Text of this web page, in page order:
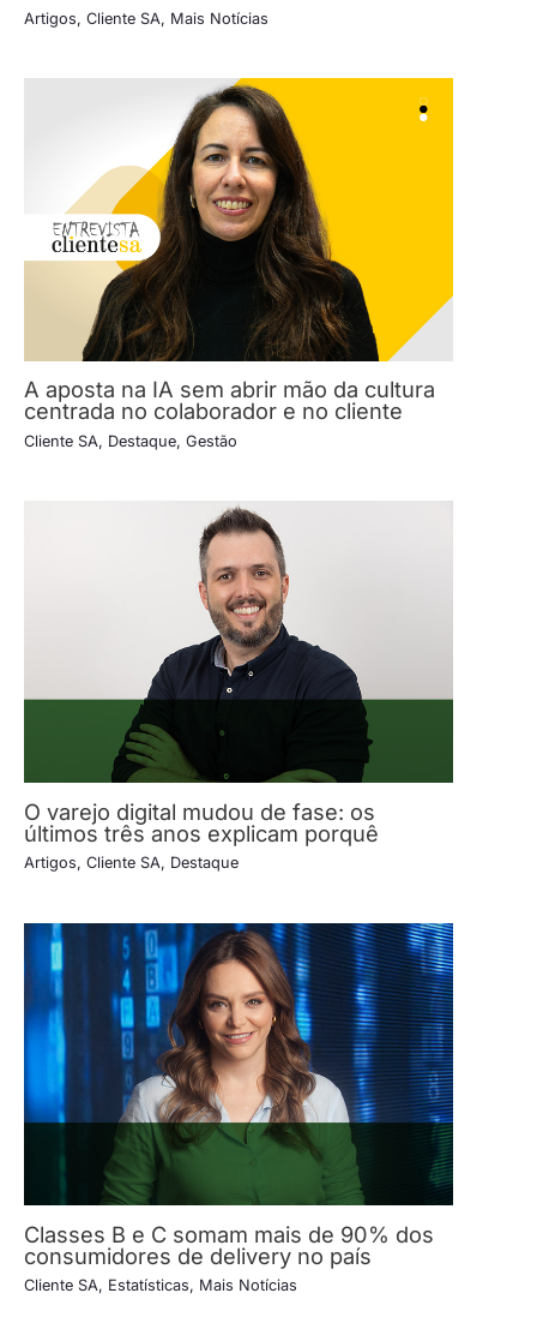
Artigos, Cliente SA, Mais Notícias
A aposta na IA sem abrir mão da cultura
centrada no colaborador e no cliente
Cliente SA, Destaque, Gestão
O varejo digital mudou de fase: os
últimos três anos explicam porquê
Artigos, Cliente SA, Destaque
Classes B e C somam mais de 90% dos
consumidores de delivery no país
Cliente SA, Estatísticas, Mais Notícias